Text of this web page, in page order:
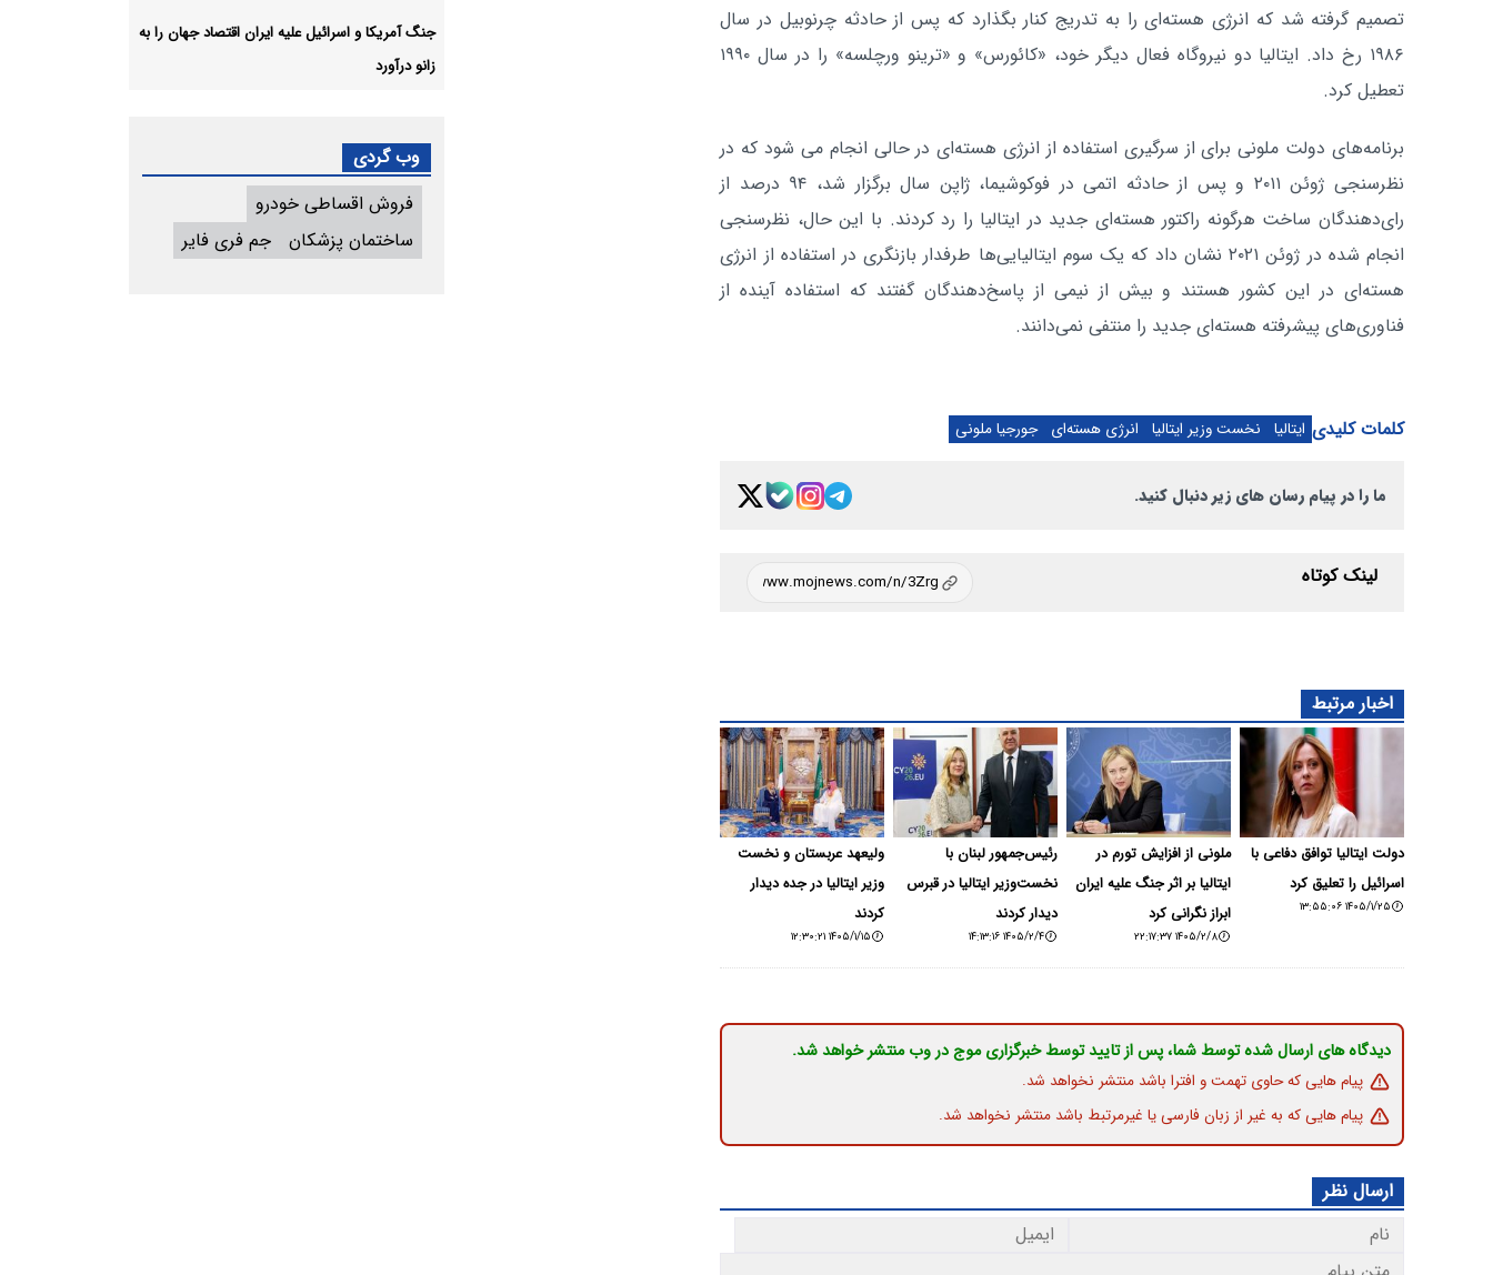
تصمیم گرفته شد که انرژی هسته‌ای را به تدریج کنار بگذارد که پس از حادثه چرنوبیل در سال
۱۹۸۶ رخ داد. ایتالیا دو نیروگاه فعال دیگر خود، «کائورس» و «ترینو ورچلسه» را در سال ۱۹۹۰
تعطیل کرد.
برنامه‌های دولت ملونی برای از سرگیری استفاده از انرژی هسته‌ای در حالی انجام می ‌شود که در
نظرسنجی ژوئن ۲۰۱۱ و پس از حادثه اتمی در فوکوشیما، ژاپن سال برگزار شد، ۹۴ درصد از
رای‌دهندگان ساخت هرگونه راکتور هسته‌ای جدید در ایتالیا را رد کردند. با این حال، نظرسنجی
انجام شده در ژوئن ۲۰۲۱ نشان داد که یک سوم ایتالیایی‌ها طرفدار بازنگری در استفاده از انرژی
هسته‌ای در این کشور هستند و بیش از نیمی از پاسخ‌دهندگان گفتند که استفاده آینده از
فناوری‌های پیشرفته هسته‌ای جدید را منتفی نمی‌دانند.
کلمات کلیدی ایتالیا نخست وزیر ایتالیا انرژی هسته‌ای جورجیا ملونی
ما را در پیام رسان های زیر دنبال کنید.
لینک کوتاه
اخبار مرتبط
دولت ایتالیا توافق دفاعی با
اسرائیل را تعلیق کرد
۱۴۰۵/۱/۲۵ ۱۳:۵۵:۰۶
ملونی از افزایش تورم در
ایتالیا بر اثر جنگ علیه ایران
ابراز نگرانی کرد
۱۴۰۵/۲/۸ ۲۲:۱۷:۳۷
رئیس‌جمهور لبنان با
نخست‌وزیر ایتالیا در قبرس
دیدار کردند
۱۴۰۵/۲/۴ ۱۴:۱۳:۱۶
ولیعهد عربستان و نخست
وزیر ایتالیا در جده دیدار
کردند
۱۴۰۵/۱/۱۵ ۱۲:۳۰:۲۱
دیدگاه های ارسال شده توسط شما، پس از تایید توسط خبرگزاری موج در وب منتشر خواهد شد.
پیام هایی که حاوی تهمت و افترا باشد منتشر نخواهد شد.
پیام هایی که به غیر از زبان فارسی یا غیرمرتبط باشد منتشر نخواهد شد.
ارسال نظر
جنگ آمریکا و اسرائیل علیه ایران اقتصاد جهان را به
زانو درآورد
وب گردی
فروش اقساطی خودرو
ساختمان پزشکان
جم فری فایر